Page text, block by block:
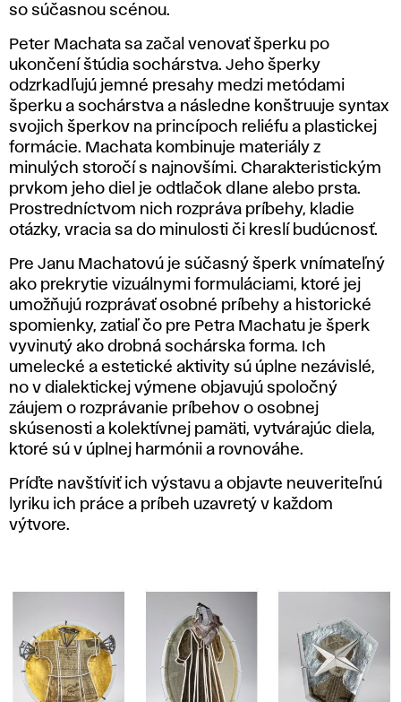
so súčasnou scénou.
Peter Machata sa začal venovať šperku po
ukončení štúdia sochárstva. Jeho šperky
odzrkadľujú jemné presahy medzi metódami
šperku a sochárstva a následne konštruuje syntax
svojich šperkov na princípoch reliéfu a plastickej
formácie. Machata kombinuje materiály z
minulých storočí s najnovšími. Charakteristickým
prvkom jeho diel je odtlačok dlane alebo prsta.
Prostredníctvom nich rozpráva príbehy, kladie
otázky, vracia sa do minulosti či kreslí budúcnosť.
Pre Janu Machatovú je súčasný šperk vnímateľný
ako prekrytie vizuálnymi formuláciami, ktoré jej
umožňujú rozprávať osobné príbehy a historické
spomienky, zatiaľ čo pre Petra Machatu je šperk
vyvinutý ako drobná sochárska forma. Ich
umelecké a estetické aktivity sú úplne nezávislé,
no v dialektickej výmene objavujú spoločný
záujem o rozprávanie príbehov o osobnej
skúsenosti a kolektívnej pamäti, vytvárajúc diela,
ktoré sú v úplnej harmónii a rovnováhe.
Príďte navštíviť ich výstavu a objavte neuveriteľnú
lyriku ich práce a príbeh uzavretý v každom
výtvore.